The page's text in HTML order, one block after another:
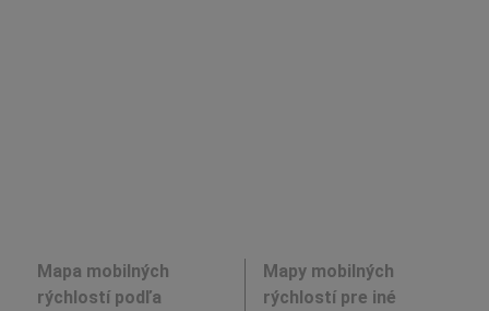
Mapa mobilných
rýchlostí podľa
Mapy mobilných
rýchlostí pre iné